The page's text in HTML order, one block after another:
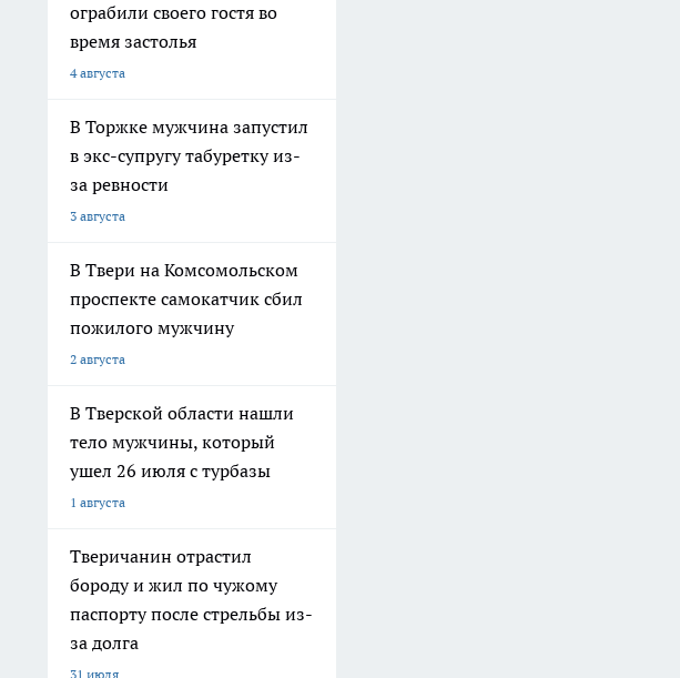
ограбили своего гостя во
время застолья
4 августа
В Торжке мужчина запустил
в экс-супругу табуретку из-
за ревности
3 августа
В Твери на Комсомольском
проспекте самокатчик сбил
пожилого мужчину
2 августа
В Тверской области нашли
тело мужчины, который
ушел 26 июля с турбазы
1 августа
Тверичанин отрастил
бороду и жил по чужому
паспорту после стрельбы из-
за долга
31 июля